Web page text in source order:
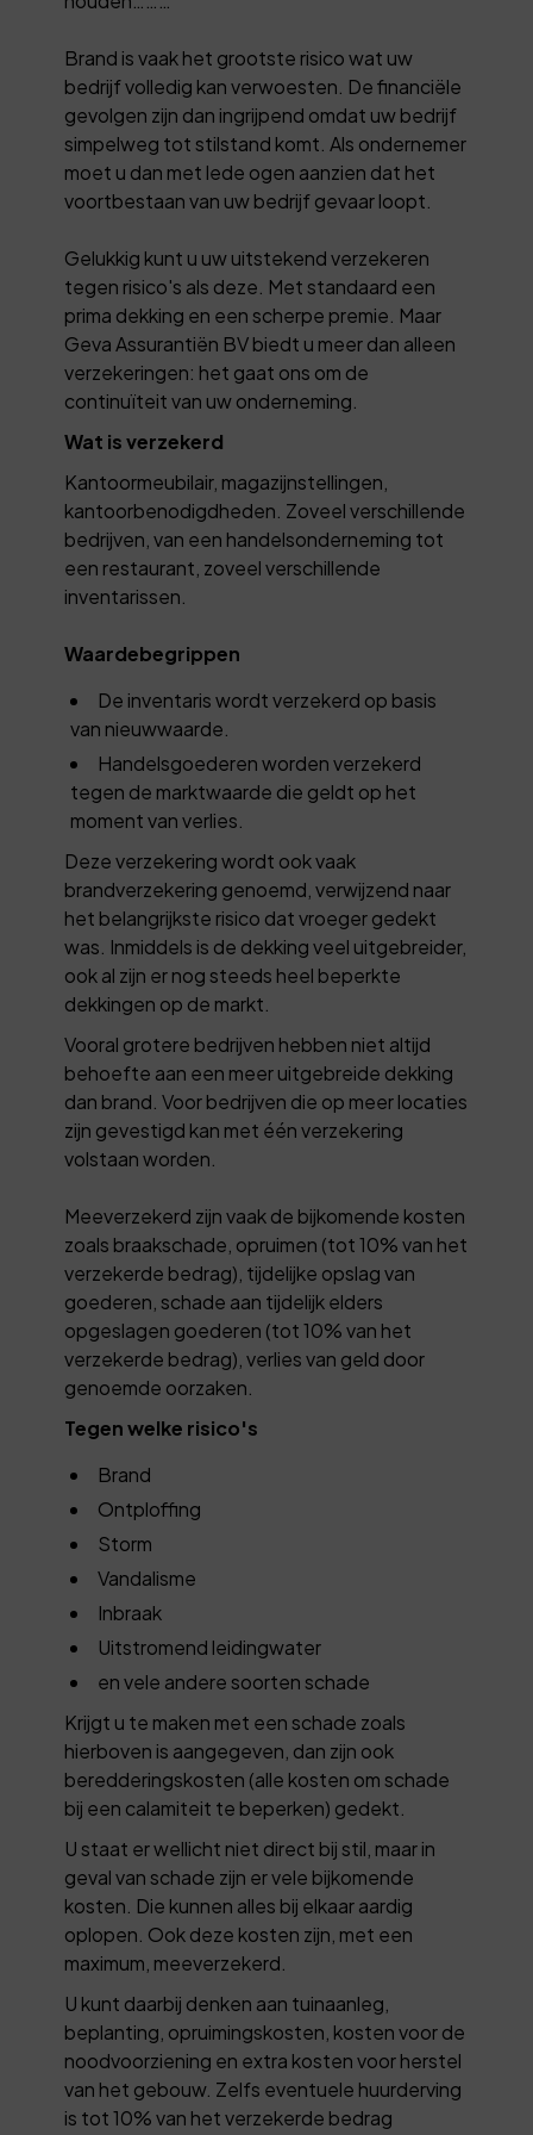
Brand is vaak het grootste risico wat uw
bedrijf volledig kan verwoesten. De financiële
gevolgen zijn dan ingrijpend omdat uw bedrijf
simpelweg tot stilstand komt. Als ondernemer
moet u dan met lede ogen aanzien dat het
voortbestaan van uw bedrijf gevaar loopt.
Gelukkig kunt u uw uitstekend verzekeren
tegen risico's als deze. Met standaard een
prima dekking en een scherpe premie. Maar
Geva Assurantiën BV biedt u meer dan alleen
verzekeringen: het gaat ons om de
continuïteit van uw onderneming.
Wat is verzekerd
Kantoormeubilair, magazijnstellingen,
kantoorbenodigdheden. Zoveel verschillende
bedrijven, van een handelsonderneming tot
een restaurant, zoveel verschillende
inventarissen.
Waardebegrippen
De inventaris wordt verzekerd op basis
van nieuwwaarde.
Handelsgoederen worden verzekerd
tegen de marktwaarde die geldt op het
moment van verlies.
Deze verzekering wordt ook vaak
brandverzekering genoemd, verwijzend naar
het belangrijkste risico dat vroeger gedekt
was. Inmiddels is de dekking veel uitgebreider,
ook al zijn er nog steeds heel beperkte
dekkingen op de markt.
Vooral grotere bedrijven hebben niet altijd
behoefte aan een meer uitgebreide dekking
dan brand. Voor bedrijven die op meer locaties
zijn gevestigd kan met één verzekering
volstaan worden.
Meeverzekerd zijn vaak de bijkomende kosten
zoals braakschade, opruimen (tot 10% van het
verzekerde bedrag), tijdelijke opslag van
goederen, schade aan tijdelijk elders
opgeslagen goederen (tot 10% van het
verzekerde bedrag), verlies van geld door
genoemde oorzaken.
Tegen welke risico's
Brand
Ontploffing
Storm
Vandalisme
Inbraak
Uitstromend leidingwater
en vele andere soorten schade
Krijgt u te maken met een schade zoals
hierboven is aangegeven, dan zijn ook
beredderingskosten (alle kosten om schade
bij een calamiteit te beperken) gedekt.
U staat er wellicht niet direct bij stil, maar in
geval van schade zijn er vele bijkomende
kosten. Die kunnen alles bij elkaar aardig
oplopen. Ook deze kosten zijn, met een
maximum, meeverzekerd.
U kunt daarbij denken aan tuinaanleg,
beplanting, opruimingskosten, kosten voor de
noodvoorziening en extra kosten voor herstel
van het gebouw. Zelfs eventuele huurderving
is tot 10% van het verzekerde bedrag